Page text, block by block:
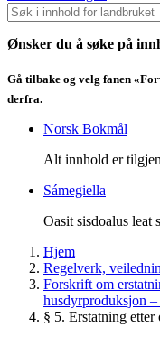
Ønsker du å søke på
Gå tilbake og velg fanen
derfra.
Norsk Bokmål
Alt innhold er
Sámegiella
Oasit sisdoalus leat
Hjem
Regelverk,
Forskrift om
husdyrproduksjon
§ 5. Erstatning